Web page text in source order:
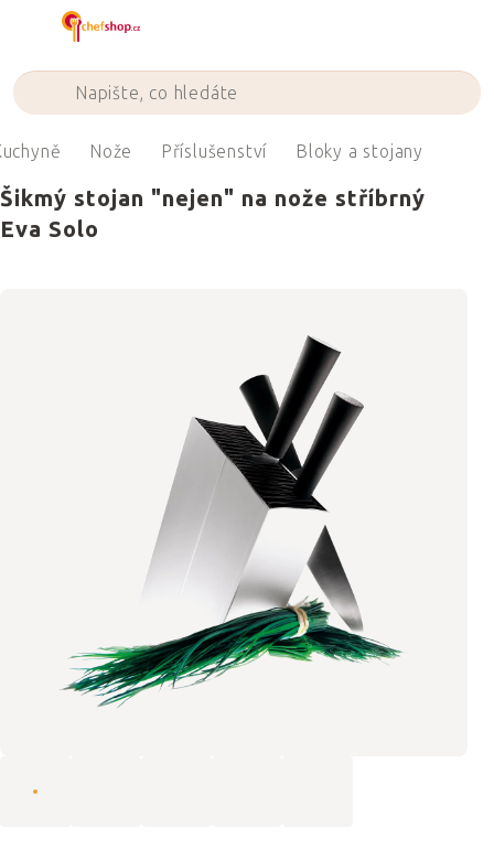
Nože Příslušenství Bloky a stojany
Šikmý stojan "nejen" na nože stříbrný
Eva Solo